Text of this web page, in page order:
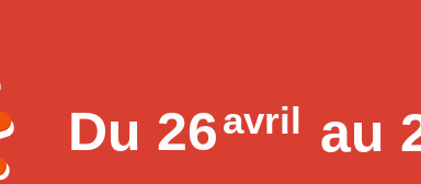
Du 26avril au